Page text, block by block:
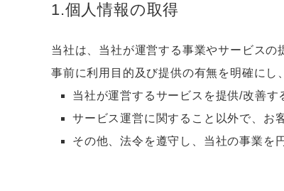
1.個人情報の取得
当社は、当社が運営する事業やサービスの
事前に利用目的及び提供の有無を明確にし
当社が運営するサービスを提供/改善す
サービス運営に関すること以外で、お
その他、法令を遵守し、当社の事業を